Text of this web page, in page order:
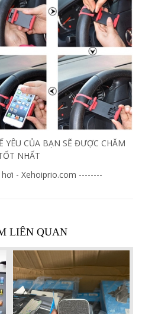
YÊU CỦA BẠN SẼ ĐƯỢC CHĂM
NHẤT
- Xehoiprio.com --------
LIÊN QUAN